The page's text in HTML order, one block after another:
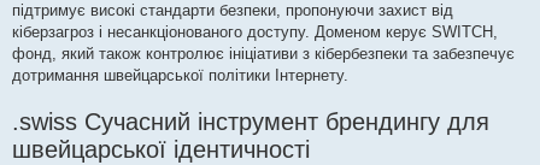
підтримує високі стандарти безпеки, пропонуючи захист від
кіберзагроз і несанкціонованого доступу. Доменом керує SWITCH,
фонд, який також контролює ініціативи з кібербезпеки та забезпечує
дотримання швейцарської політики Інтернету.
.swiss Сучасний інструмент брендингу для
швейцарської ідентичності